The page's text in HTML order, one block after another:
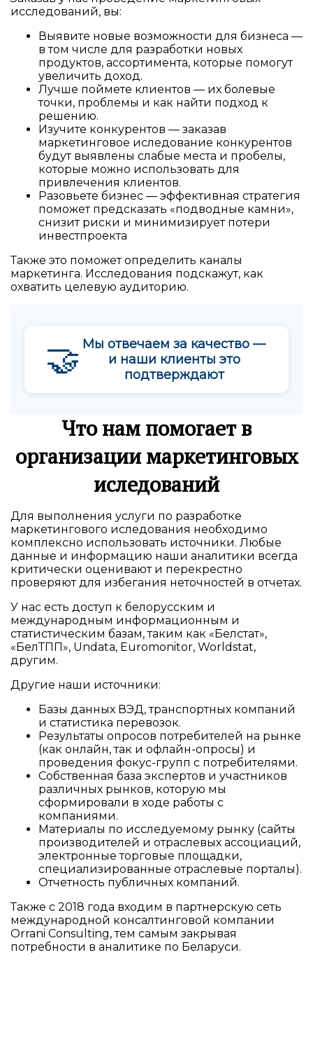
исследований, вы:
Выявите новые возможности для бизнеса —
в том числе для разработки новых
продуктов, ассортимента, которые помогут
увеличить доход.
Лучше поймете клиентов — их болевые
точки, проблемы и как найти подход к
решению.
Изучите конкурентов — заказав
маркетинговое иследование конкурентов
будут выявлены слабые места и пробелы,
которые можно использовать для
привлечения клиентов.
Разовьете бизнес — эффективная стратегия
поможет предсказать «подводные камни»,
снизит риски и минимизирует потери
инвестпроекта
Также это поможет определить каналы
маркетинга. Исследования подскажут, как
охватить целевую аудиторию.
🤝 Мы отвечаем за качество —
и наши клиенты это
подтверждают
Что нам помогает в
организации маркетинговых
иследований
Для выполнения услуги по разработке
маркетингового иследования необходимо
комплексно использовать источники. Любые
данные и информацию наши аналитики всегда
критически оценивают и перекрестно
проверяют для избегания неточностей в отчетах.
У нас есть доступ к белорусским и
международным информационным и
статистическим базам, таким как «Белстат»,
«БелТПП», Undata, Euromonitor, Worldstat,
другим.
Другие наши источники:
Базы данных ВЭД, транспортных компаний
и статистика перевозок.
Результаты опросов потребителей на рынке
(как онлайн, так и офлайн-опросы) и
проведения фокус-групп с потребителями.
Собственная база экспертов и участников
различных рынков, которую мы
сформировали в ходе работы с
компаниями.
Материалы по исследуемому рынку (сайты
производителей и отраслевых ассоциаций,
электронные торговые площадки,
специализированные отраслевые порталы).
Отчетность публичных компаний.
Также с 2018 года входим в партнерскую сеть
международной консалтинговой компании
Orrani Consulting, тем самым закрывая
потребности в аналитике по Беларуси.